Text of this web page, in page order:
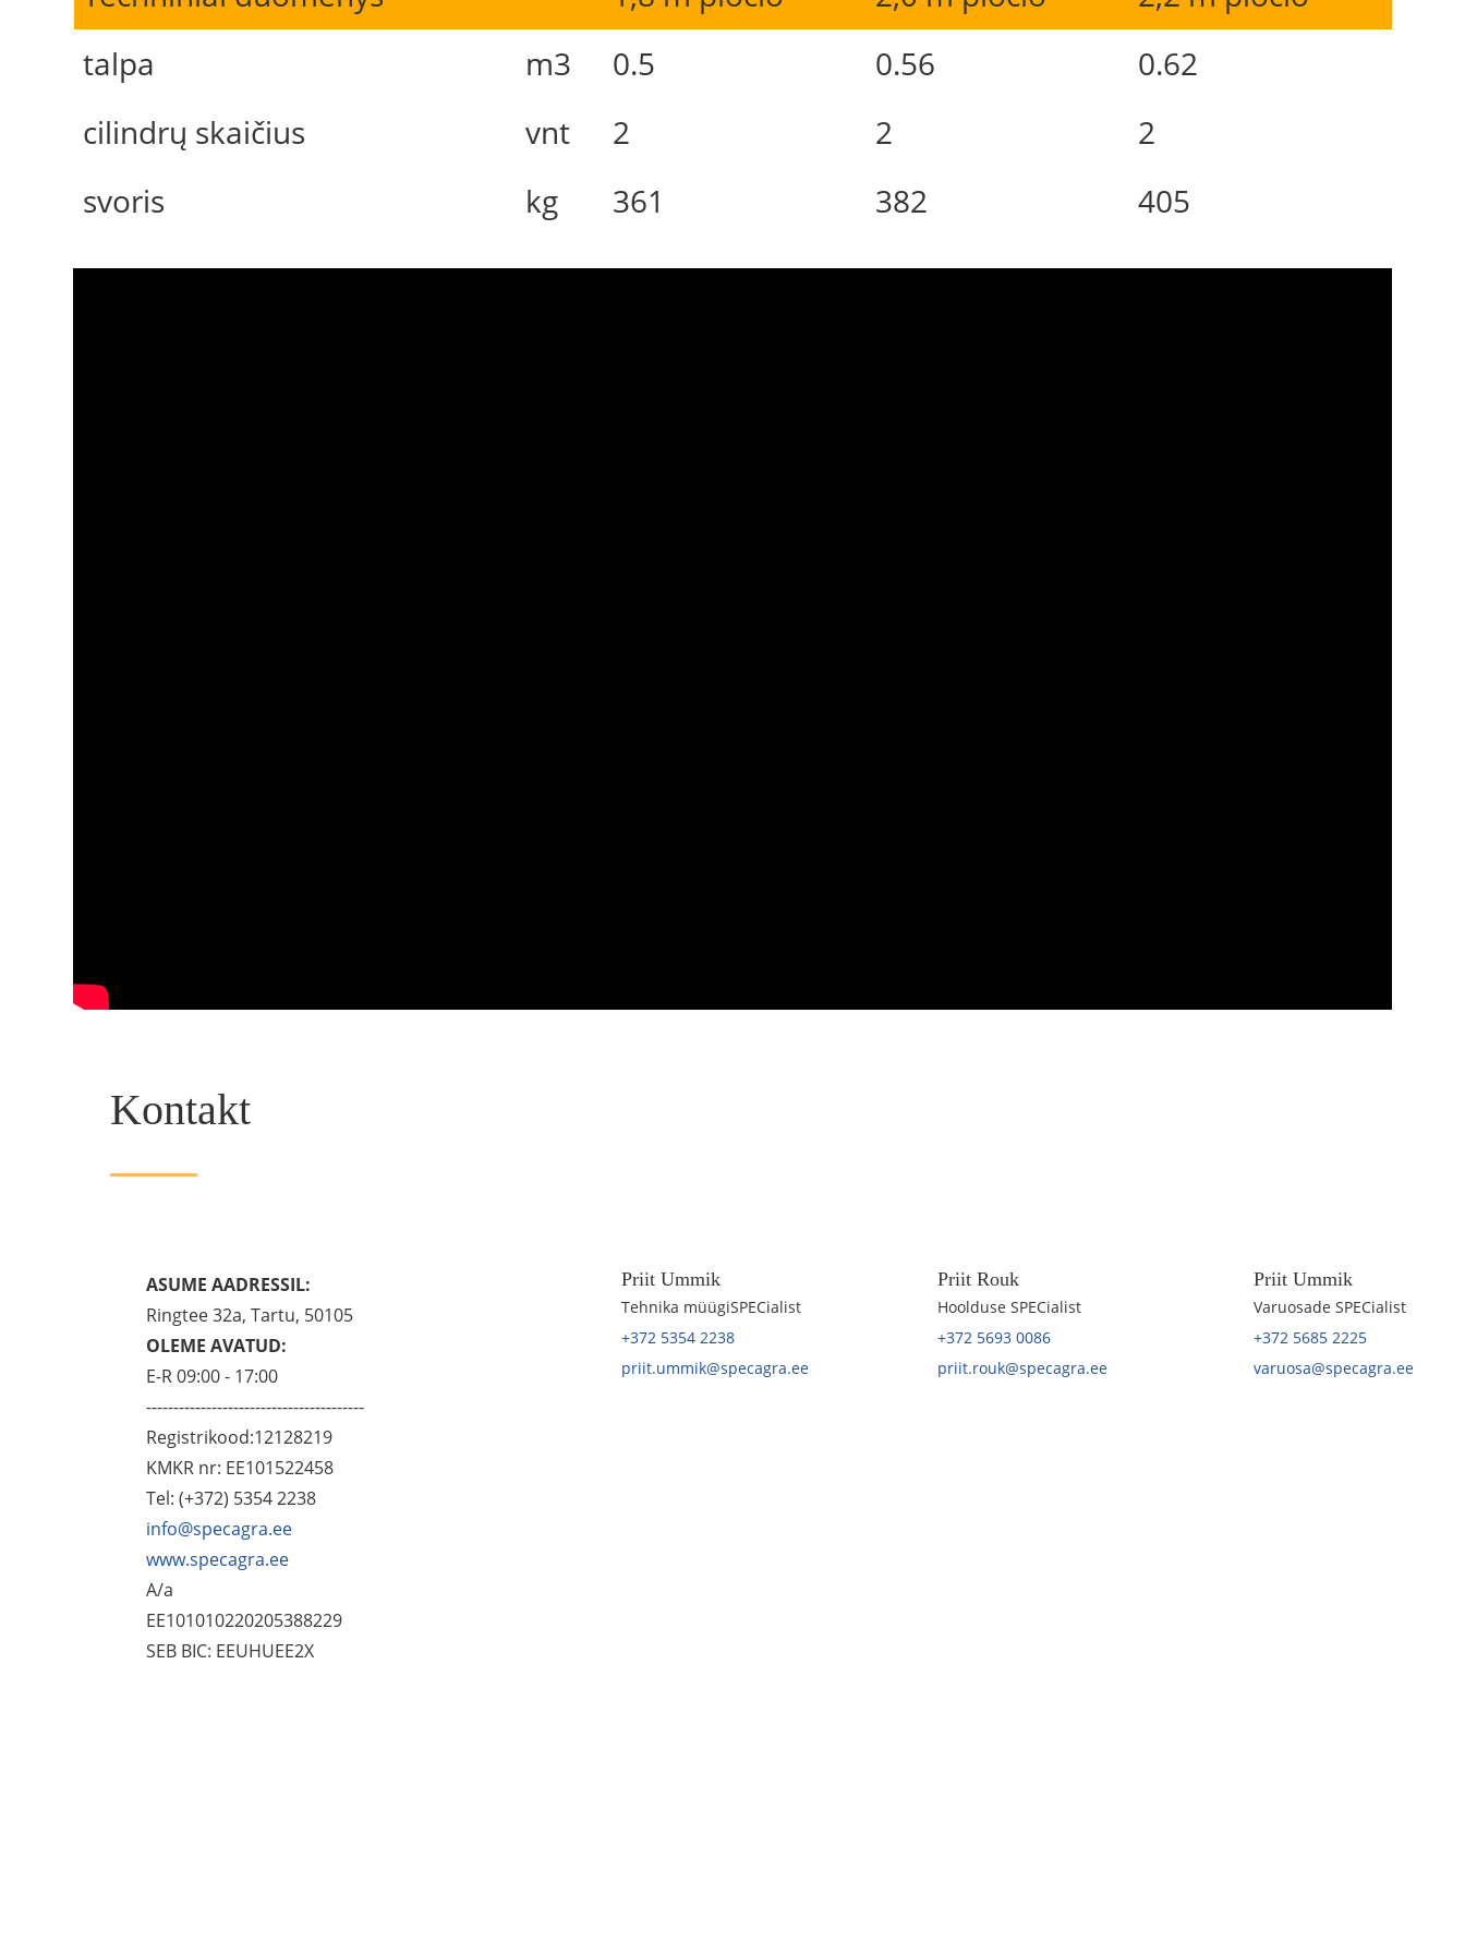
talpa
m3 0.5 0.56
0.62
cilindrų skaičius
vnt 2 2
2
svoris
kg 361 382 405
Kontakt
ASUME AADRESSIL:
Ringtee 32a, Tartu, 50105
OLEME AVATUD:
E-R 09:00 - 17:00
----------------------------------------
Registrikood:12128219
KMKR nr: EE101522458
Tel: (+372) 5354 2238
info@specagra.ee
www.specagra.ee
A/a
EE101010220205388229
SEB BIC: EEUHUEE2X
Priit Ummik
Tehnika müügiSPECialist
+372 5354 2238
priit.ummik@specagra.ee
Priit Rouk
Hoolduse SPECialist
+372 5693 0086
priit.rouk@specagra.ee
Priit Ummik
Varuosade SPECialist
+372 5685 2225
varuosa@specagra.ee